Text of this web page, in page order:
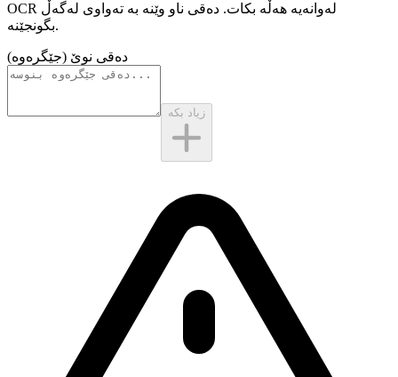
OCR لەوانەیە هەڵە بکات. دەقی ناو وێنە بە تەواوی لەگەڵ
بگونجێنە.
دەقی نوێ (جێگرەوە)
زیاد بکە